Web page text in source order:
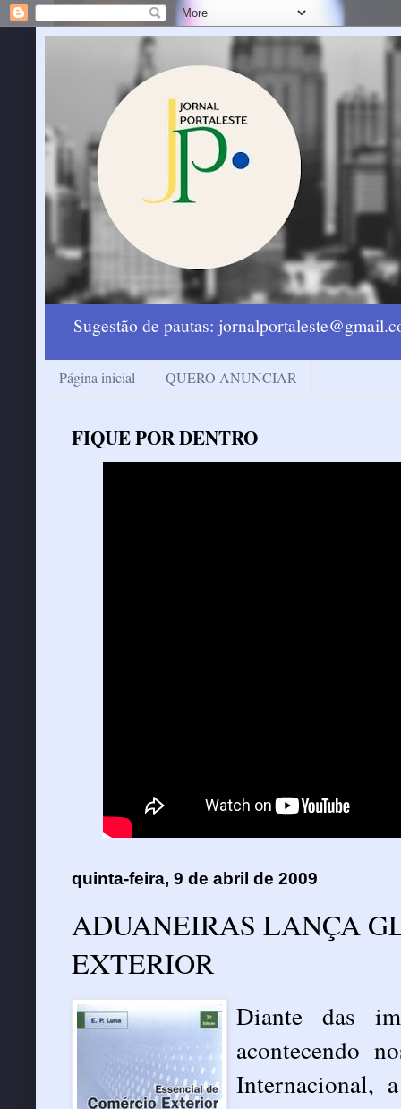
Sugestão de pautas:
Página inicial QUERO ANUNCIAR
FIQUE POR DENTRO
quinta-feira, 9 de abril de 2009
ADUANEIRAS LANÇA
EXTERIOR
Diante das
acontecendo
Internacional,